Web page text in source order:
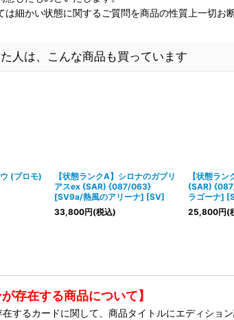
は細かい状態に関するご質問を商品の性質上一切お
人は、こんな商品も買っています
(プロモ)
【状態ランクA】シロナのガブリ
アスex (SAR) {087/063}
[SV9a/熱風のアリーナ] [SV]
33,800円(税込)
【状態ラ
(SAR)
ラゴーナ]
25,800円(
存在する商品について】
するカードに関して、商品タイトルにエディショ